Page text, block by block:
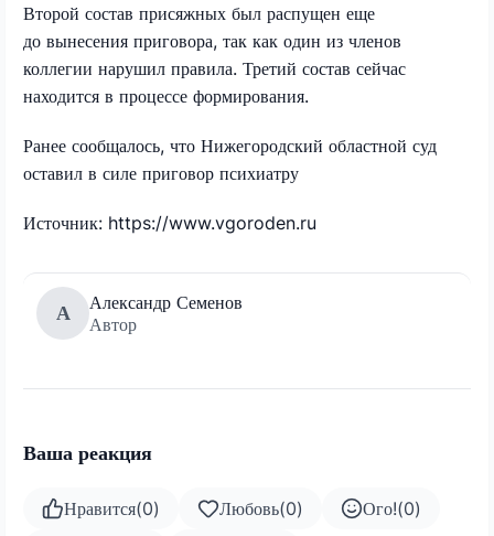
Второй состав присяжных был распущен еще
до вынесения приговора, так как один из членов
коллегии нарушил правила. Третий состав сейчас
находится в процессе формирования.
Ранее сообщалось, что Нижегородский областной суд
оставил в силе приговор психиатру
Источник: https://www.vgoroden.ru
А
Александр Семенов
Автор
Ваша реакция
Нравится(0) Любовь(0) Ого!(0)